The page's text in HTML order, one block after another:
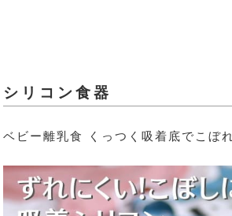
シリコン食器
ベビー離乳食 くっつく吸着底でこぼ